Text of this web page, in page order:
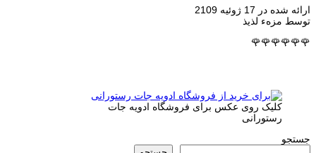
ارائه شده در 17 ژوئیه 2109
توسط مزهء لذیذ
🌹🌹🌹🌹🌹🌹
کلیک روی عکس برای فروشگاه ادویه جات
رستورانی
جستجو